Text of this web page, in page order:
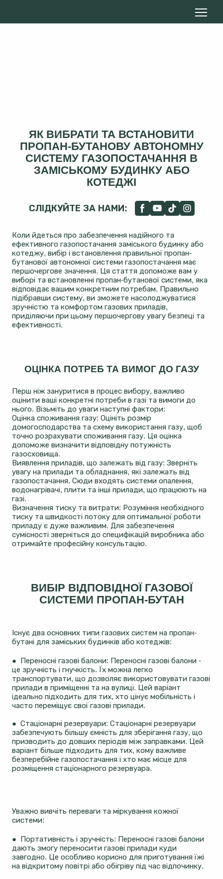
ЯК ВИБРАТИ ТА ВСТАНОВИТИ
ПРОПАН-БУТАНОВУ АВТОНОМНУ
СИСТЕМУ ГАЗОПОСТАЧАННЯ В
ЗАМІСЬКОМУ БУДИНКУ АБО
КОТЕДЖІ
СЛІДКУЙТЕ ЗА НАМИ:
Коли йдеться про забезпечення надійного та
ефективного газопостачання заміського будинку або
котеджу, вибір і встановлення правильної пропан-
бутанової автономної системи газопостачання має
першочергове значення. Ця стаття допоможе вам у
виборі та встановленні пропан-бутанової системи, яка
відповідає вашим конкретним потребам. Правильно
підібравши систему, ви зможете насолоджуватися
зручністю та комфортом газових приладів,
приділяючи при цьому першочергову увагу безпеці та
ефективності.
ОЦІНКА ПОТРЕБ ТА ВИМОГ ДО ГАЗУ
Перш ніж зануритися в процес вибору, важливо
оцінити ваші конкретні потреби в газі та вимоги до
нього. Візьміть до уваги наступні фактори:
Оцінка споживання газу: Оцініть розмір
домогосподарства та схему використання газу, щоб
точно розрахувати споживання газу. Ця оцінка
допоможе визначити відповідну потужність
газосховища.
Виявлення приладів, що залежать від газу: Зверніть
увагу на прилади та обладнання, які залежать від
газопостачання. Сюди входять системи опалення,
водонагрівачі, плити та інші прилади, що працюють на
газі.
Визначення тиску та витрати: Розуміння необхідного
тиску та швидкості потоку для оптимальної роботи
приладу є дуже важливим. Для забезпечення
сумісності зверніться до специфікацій виробника або
отримайте професійну консультацію.
ВИБІР ВІДПОВІДНОЇ ГАЗОВОЇ
СИСТЕМИ ПРОПАН-БУТАН
Існує два основних типи газових систем на пропан-
бутані для заміських будинків або котеджів:
● Переносні газові балони: Переносні газові балони -
це зручність і гнучкість. Їх можна легко
транспортувати, що дозволяє використовувати газові
прилади в приміщенні та на вулиці. Цей варіант
ідеально підходить для тих, хто цінує мобільність і
часто переміщує свої газові прилади.
● Стаціонарні резервуари: Стаціонарні резервуари
забезпечують більшу ємність для зберігання газу, що
призводить до довших періодів між заправками. Цей
варіант більше підходить для тих, кому важливе
безперебійне газопостачання і хто має місце для
розміщення стаціонарного резервуара.
Уважно вивчіть переваги та міркування кожної
системи:
● Портативність і зручність: Переносні газові балони
дають змогу переносити газові прилади куди
завгодно. Це особливо корисно для приготування їжі
на відкритому повітрі або обігріву під час відпочинку.